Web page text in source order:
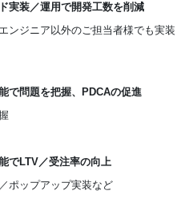
実装／運用で開発工数を削減
ンジニア以外のご担当者様でも実装
で問題を把握、PDCAの促進
でLTV／受注率の向上
ポップアップ実装など